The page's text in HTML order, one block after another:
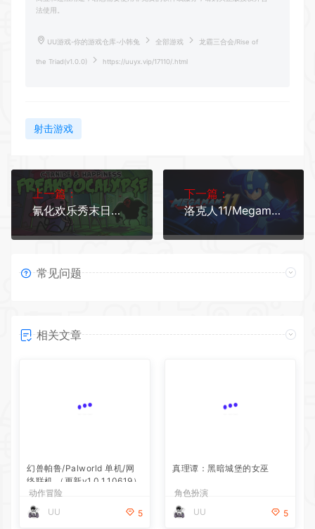
法使用。
UU游戏-你的游戏仓库-小韩兔 全部游戏 龙霸三合会/Rise of
the Triad(v1.0.0) https://uuyx.vip/17110/.html
射击游戏
上一篇：
氰化欢乐秀末日通行证（V1.10）
下一篇：
洛克人11/Megaman 11
常见问题
相关文章
幻兽帕鲁/Palworld 单机/网
络联机 （更新v1.0.1.10619）
动作冒险
UU
5
真理谭：黑暗城堡的女巫
角色扮演
UU
5